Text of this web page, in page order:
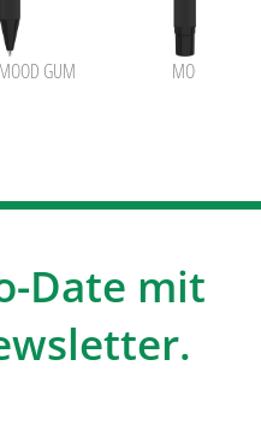
MOOD GUM MOOD R GUM
Date mit